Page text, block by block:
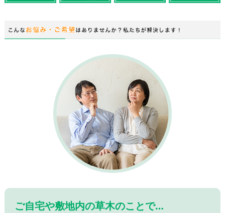
ご自宅や敷地内の草木のことで…